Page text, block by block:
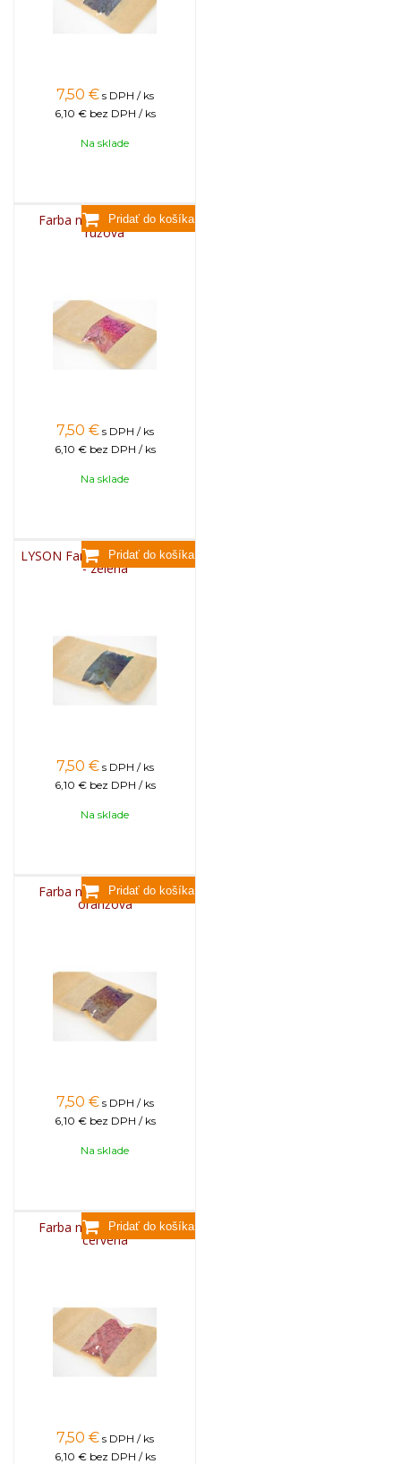
7,50 € s DPH / ks
6,10 € bez DPH / ks
Na sklade
Farba na sviečky, 25g -
ružová
7,50 € s DPH / ks
6,10 € bez DPH / ks
Na sklade
LYSON Farba na sviečky, 25g
- zelená
7,50 € s DPH / ks
6,10 € bez DPH / ks
Na sklade
Farba na sviečky, 25g -
oranžová
7,50 € s DPH / ks
6,10 € bez DPH / ks
Na sklade
Farba na sviečky, 25g -
červená
7,50 € s DPH / ks
6,10 € bez DPH / ks